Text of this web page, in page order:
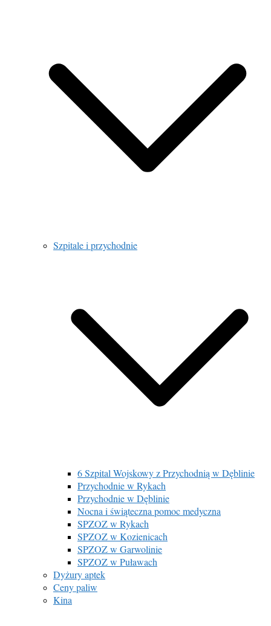
Szpitale i przychodnie
6 Szpital Wojskowy z Przychodnią w Dęblinie
Przychodnie w Rykach
Przychodnie w Dęblinie
Nocna i świąteczna pomoc medyczna
SPZOZ w Rykach
SPZOZ w Kozienicach
SPZOZ w Garwolinie
SPZOZ w Puławach
Dyżury aptek
Ceny paliw
Kina